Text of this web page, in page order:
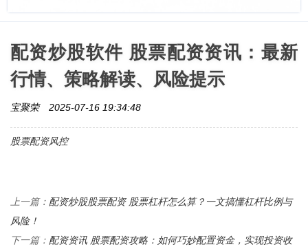
配资炒股软件 股票配资资讯：最新
行情、策略解读、风险提示
宝聚荣 2025-07-16 19:34:48
股票配资风控
上一篇： 配资炒股股票配资 股票杠杆怎么算？一文搞懂杠杆比例与
风险！
下一篇： 配资资讯 股票配资攻略：如何巧妙配置资金，实现投资收